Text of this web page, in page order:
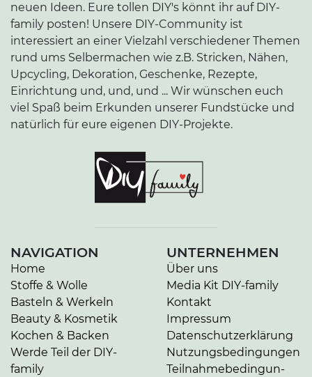
neuen Ideen. Eure tollen DIY's könnt ihr auf DIY-
family posten! Unsere DIY-Community ist
interessiert an einer Vielzahl verschiedener Themen
rund ums Selbermachen wie z.B. Stricken, Nähen,
Upcycling, Dekoration, Geschenke, Rezepte,
Einrichtung und, und, und ... Wir wünschen euch
viel Spaß beim Erkunden unserer Fundstücke und
natürlich für eure eigenen DIY-Projekte.
NAVIGATION
Home
Stoffe & Wolle
Basteln & Werkeln
Beauty & Kosmetik
Kochen & Backen
Werde Teil der DIY-
family
UNTERNEHMEN
Über uns
Media Kit DIY-family
Kontakt
Impressum
Da­ten­schutz­er­klä­rung
Nut­zungs­be­din­gun­gen
Teil­nah­me­be­din­gun­